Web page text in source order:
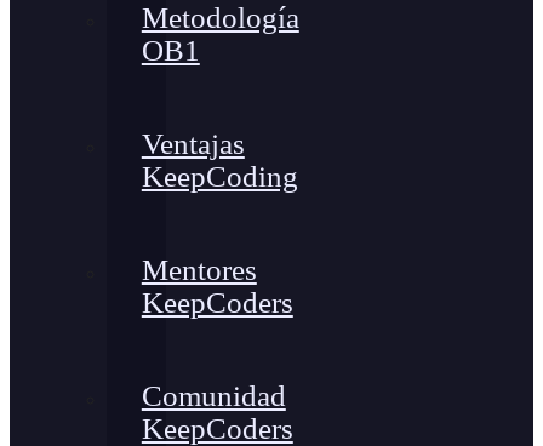
Metodología
OB1
Ventajas
KeepCoding
Mentores
KeepCoders
Comunidad
KeepCoders